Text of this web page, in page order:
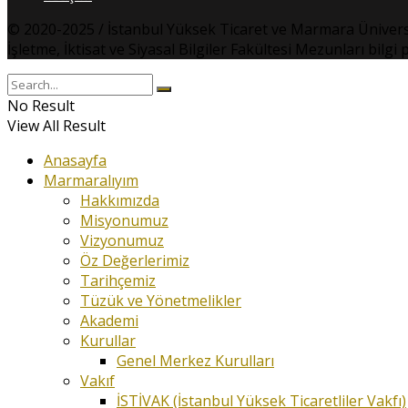
© 2020-2025 / İstanbul Yüksek Ticaret ve Marmara
İşletme, İktisat ve Siyasal Bilgiler Fakültesi Mezunları bilgi
No Result
View All Result
Anasayfa
Marmaralıyım
Hakkımızda
Misyonumuz
Vizyonumuz
Öz Değerlerimiz
Tarihçemiz
Tüzük ve Yönetmelikler
Akademi
Kurullar
Genel Merkez Kurulları
Vakıf
İSTİVAK (İstanbul Yüksek Ticaretliler Vakfı)